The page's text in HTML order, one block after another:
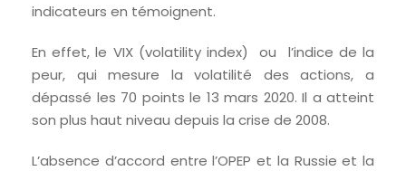
indicateurs en témoignent.
En effet, le VIX (volatility index) ou l’indice de la
peur, qui mesure la volatilité des actions, a
dépassé les 70 points le 13 mars 2020. Il a atteint
son plus haut niveau depuis la crise de 2008.
L’absence d’accord entre l’OPEP et la Russie et la